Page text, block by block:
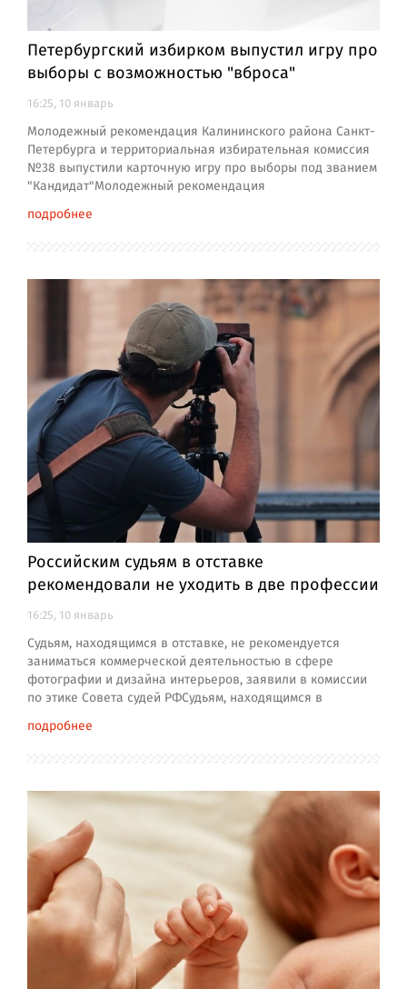
Петербургский избирком выпустил игру про
выборы с возможностью "вброса"
16:25, 10 январь
Молодежный рекомендация Калининского района Санкт-
Петербурга и территориальная избирательная комиссия
№38 выпустили карточную игру про выборы под званием
"Кандидат"Молодежный рекомендация
подробнее
Российским судьям в отставке
рекомендовали не уходить в две профессии
16:25, 10 январь
Судьям, находящимся в отставке, не рекомендуется
заниматься коммерческой деятельностью в сфере
фотографии и дизайна интерьеров, заявили в комиссии
по этике Совета судей РФСудьям, находящимся в
подробнее